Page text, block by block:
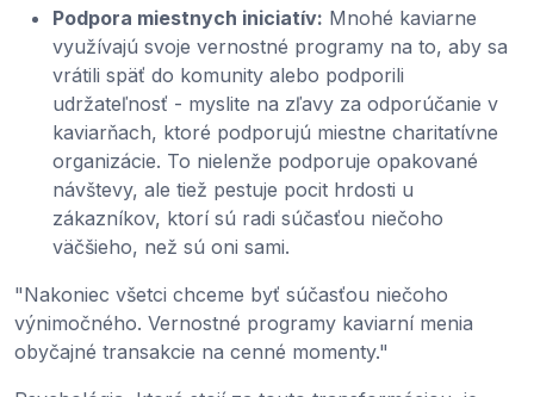
Podpora miestnych iniciatív: Mnohé kaviarne
využívajú svoje vernostné programy na to, aby sa
vrátili späť do komunity alebo podporili
udržateľnosť - myslite na zľavy za odporúčanie v
kaviarňach, ktoré podporujú miestne charitatívne
organizácie. To nielenže podporuje opakované
návštevy, ale tiež pestuje pocit hrdosti u
zákazníkov, ktorí sú radi súčasťou niečoho
väčšieho, než sú oni sami.
"Nakoniec všetci chceme byť súčasťou niečoho
výnimočného. Vernostné programy kaviarní menia
obyčajné transakcie na cenné momenty."